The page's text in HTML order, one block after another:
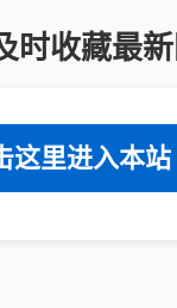
时收藏最
这里进入本站